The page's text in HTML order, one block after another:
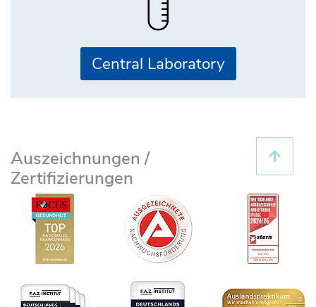
Central Laboratory
Auszeichnungen /
Zertifizierungen